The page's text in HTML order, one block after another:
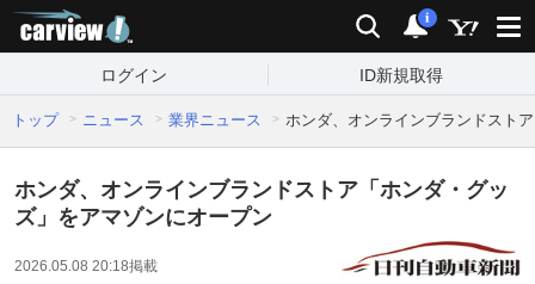
検索 通知
i
ログイン ID新規取得
トップ ニュース 業界ニュース ホンダ、オンラインブランドスト
ホンダ、オンラインブランドストア「ホンダ・グッ
ズ」をアマゾンにオープン
2026.05.08 20:18掲載